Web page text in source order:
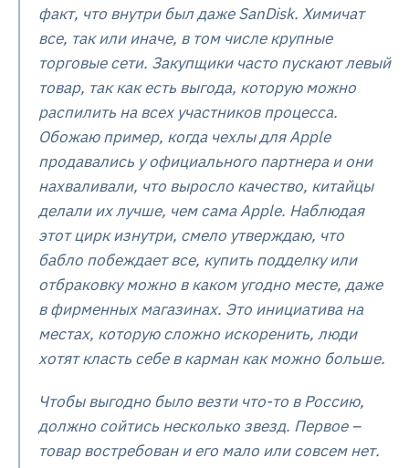
факт, что внутри был даже SanDisk. Химичат
все, так или иначе, в том числе крупные
торговые сети. Закупщики часто пускают левый
товар, так как есть выгода, которую можно
распилить на всех участников процесса.
Обожаю пример, когда чехлы для Apple
продавались у официального партнера и они
нахваливали, что выросло качество, китайцы
делали их лучше, чем сама Apple. Наблюдая
этот цирк изнутри, смело утверждаю, что
бабло побеждает все, купить подделку или
отбраковку можно в каком угодно месте, даже
в фирменных магазинах. Это инициатива на
местах, которую сложно искоренить, люди
хотят класть себе в карман как можно больше.
Чтобы выгодно было везти что-то в Россию,
должно сойтись несколько звезд. Первое –
товар востребован и его мало или совсем нет.